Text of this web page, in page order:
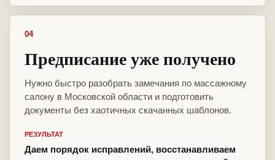
04
Предписание уже получено
Нужно быстро разобрать замечания по массажному
салону в Московской области и подготовить
документы без хаотичных скачанных шаблонов.
РЕЗУЛЬТАТ
Даем порядок исправлений, восстанавливаем